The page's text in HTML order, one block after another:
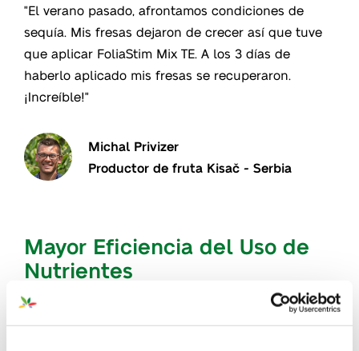
"El verano pasado, afrontamos condiciones de
sequía. Mis fresas dejaron de crecer así que tuve
que aplicar FoliaStim Mix TE. A los 3 días de
haberlo aplicado mis fresas se recuperaron.
¡Increíble!"
Michal Privizer
Productor de fruta Kisač - Serbia
Mayor Eficiencia del Uso de
Nutrientes